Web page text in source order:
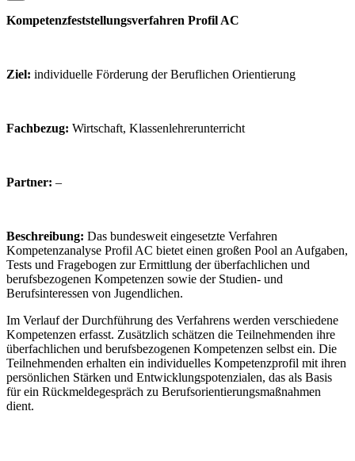
Kompetenzfeststellungsverfahren Profil AC
Ziel: individuelle Förderung der Beruflichen Orientierung
Fachbezug: Wirtschaft, Klassenlehrerunterricht
Partner: –
Beschreibung: Das bundesweit eingesetzte Verfahren
Kompetenzanalyse Profil AC bietet einen großen Pool an Aufgaben,
Tests und Fragebogen zur Ermittlung der überfachlichen und
berufsbezogenen Kompetenzen sowie der Studien- und
Berufsinteressen von Jugendlichen.
Im Verlauf der Durchführung des Verfahrens werden verschiedene
Kompetenzen erfasst. Zusätzlich schätzen die Teilnehmenden ihre
überfachlichen und berufsbezogenen Kompetenzen selbst ein. Die
Teilnehmenden erhalten ein individuelles Kompetenzprofil mit ihren
persönlichen Stärken und Entwicklungspotenzialen, das als Basis
für ein Rückmeldegespräch zu Berufsorientierungsmaßnahmen
dient.